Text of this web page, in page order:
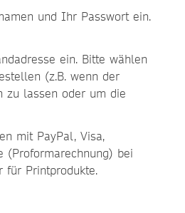
und Ihr Passwort ein.
ein. Bitte wählen
(z.B. wenn der
zu lassen oder um die
mit PayPal, Visa,
(Proformarechnung) bei
für Printprodukte.